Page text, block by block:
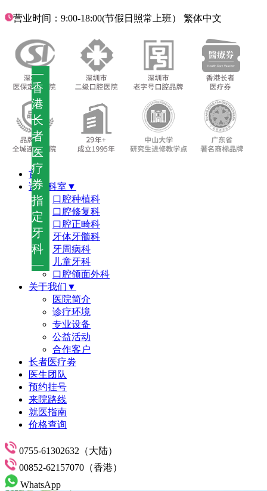
—
香
港
长
者
医
疗
券
指
定
牙
科
—
营业时间：9:00-18:00(节假日照常上班） 繁体中文
首页
诊疗科室▼
口腔种植科
口腔修复科
口腔正畸科
牙体牙髓科
牙周病科
儿童牙科
口腔颌面外科
关于我们▼
医院简介
诊疗环境
专业设备
公益活动
合作客户
长者医疗劵
医生团队
预约挂号
来院路线
就医指南
价格查询
0755-61302632（大陆）
00852-62157070（香港）
WhatsApp